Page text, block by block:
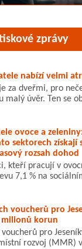
zprávy
nabízí velmi
za dveřmi, pro
malý úvěr. Ten se
ovoce a
sektorech získají
rozsah dohod
kteří pracují v
7,1 % na
voucherů pro
korun
pro
rozvoj (MMR)